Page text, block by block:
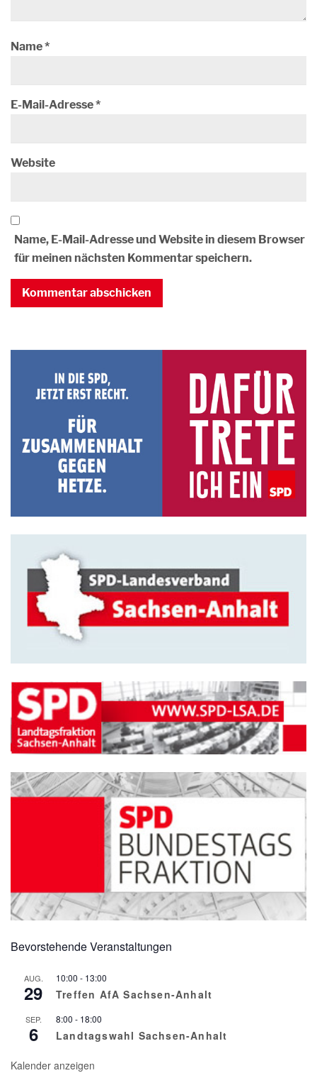
Name*
E-Mail-Adresse*
Website
Name, E-Mail-Adresse und Website in diesem Browser
für meinen nächsten Kommentar speichern.
Bevorstehende Veranstaltungen
AUG.
29
10:00 - 13:00
Treffen AfA Sachsen-Anhalt
SEP.
6
8:00 - 18:00
Landtagswahl Sachsen-Anhalt
Kalender anzeigen